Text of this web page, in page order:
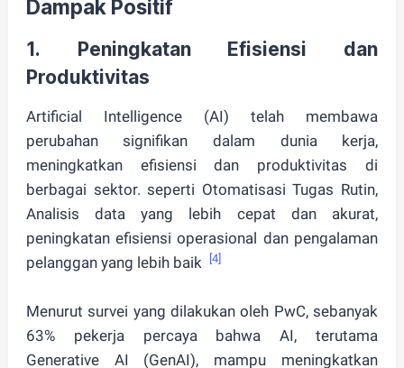
Dampak Positif
1. Peningkatan Efisiensi dan
Produktivitas
Artificial Intelligence (AI) telah membawa
perubahan signifikan dalam dunia kerja,
meningkatkan efisiensi dan produktivitas di
berbagai sektor. seperti Otomatisasi Tugas Rutin,
Analisis data yang lebih cepat dan akurat,
peningkatan efisiensi operasional dan pengalaman
pelanggan yang lebih baik [4]
Menurut survei yang dilakukan oleh PwC, sebanyak
63% pekerja percaya bahwa AI, terutama
Generative AI (GenAI), mampu meningkatkan